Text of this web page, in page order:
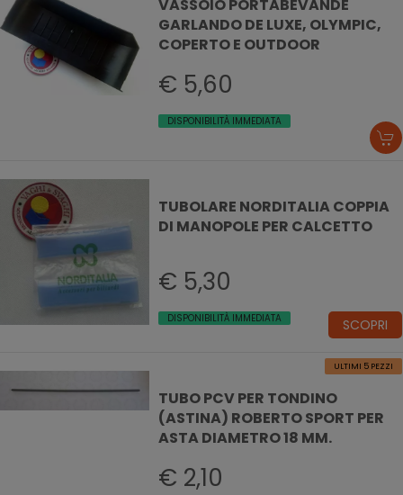
VASSOIO PORTABEVANDE
GARLANDO DE LUXE, OLYMPIC,
COPERTO E OUTDOOR
€ 5,60
DISPONIBILITÀ IMMEDIATA
TUBOLARE NORDITALIA COPPIA
DI MANOPOLE PER CALCETTO
€ 5,30
DISPONIBILITÀ IMMEDIATA SCOPRI
ULTIMI 5 PEZZI
TUBO PCV PER TONDINO
(ASTINA) ROBERTO SPORT PER
ASTA DIAMETRO 18 MM.
€ 2,10